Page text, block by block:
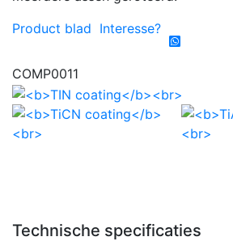
Product blad Interesse?
COMP0011
Technische specificaties